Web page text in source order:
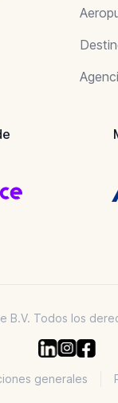
B.V. Todos los
generales